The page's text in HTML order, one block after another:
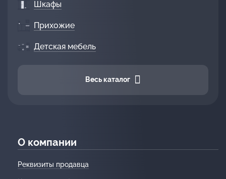
Шкафы
Прихожие
Детская мебель
Весь каталог
О компании
Реквизиты продавца